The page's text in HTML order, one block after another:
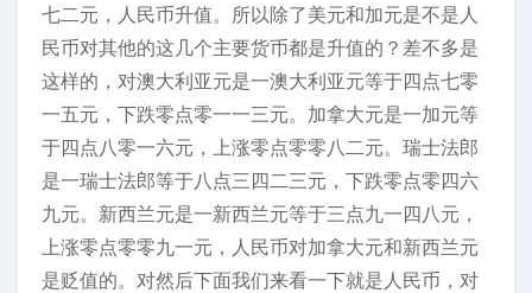
七二元，人民币升值。所以除了美元和加元是不是人
民币对其他的这几个主要货币都是升值的？差不多是
这样的，对澳大利亚元是一澳大利亚元等于四点七零
一五元，下跌零点零一一三元。加拿大元是一加元等
于四点八零一六元，上涨零点零零八二元。瑞士法郎
是一瑞士法郎等于八点三四二三元，下跌零点零四六
九元。新西兰元是一新西兰元等于三点九一四八元，
上涨零点零零九一元，人民币对加拿大元和新西兰元
是贬值的。对然后下面我们来看一下就是人民币，对